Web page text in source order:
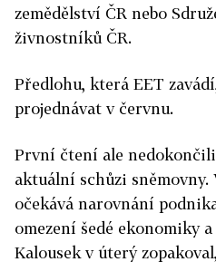
zemědělství ČR nebo
živnostníků ČR.
Předlohu, která EET
projednávat v červnu.
První čtení ale
aktuální schůzi sněmovny.
očekává narovnání
omezení šedé ekonomiky
Kalousek v úterý